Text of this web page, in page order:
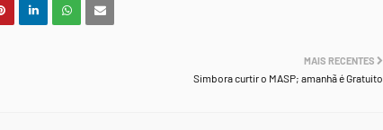
MAIS RECENTES
Simbora curtir o MASP; amanhã é Gratuito